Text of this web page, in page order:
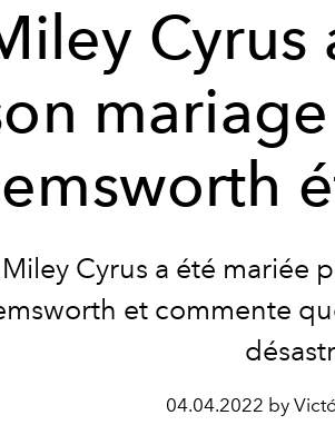
Cyrus
Miley Cyrus a été mariée
et commente
04.04.2022 by